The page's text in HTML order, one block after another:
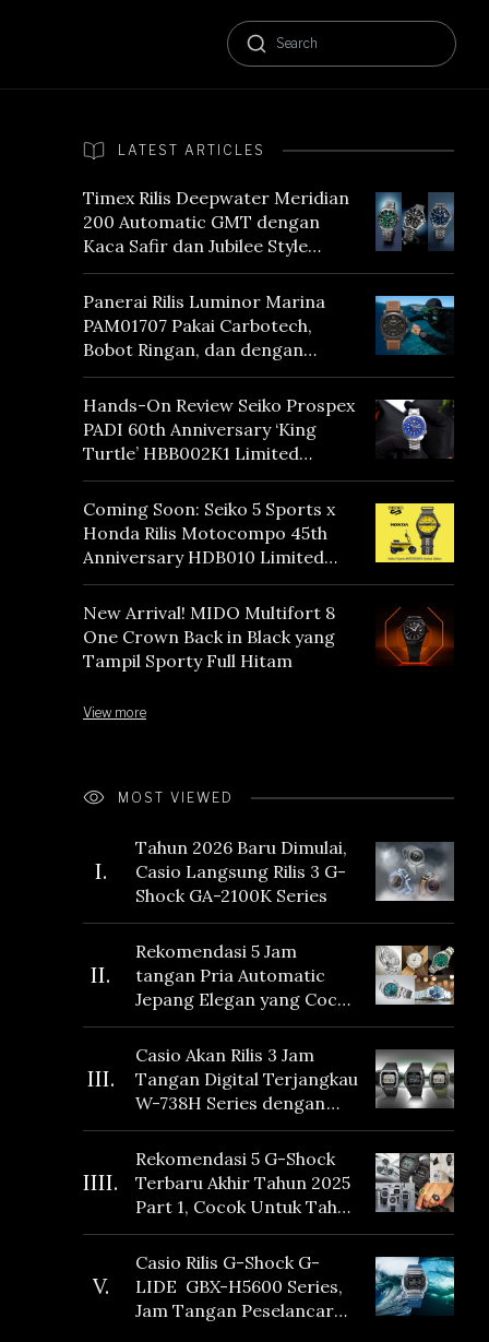
LATEST ARTICLES
Timex Rilis Deepwater Meridian
200 Automatic GMT dengan
Kaca Safir dan Jubilee Style
Bracelet
Panerai Rilis Luminor Marina
PAM01707 Pakai Carbotech,
Bobot Ringan, dan dengan
Vintage Vibes
Hands-On Review Seiko Prospex
PADI 60th Anniversary ‘King
Turtle’ HBB002K1 Limited
Edition
Coming Soon: Seiko 5 Sports x
Honda Rilis Motocompo 45th
Anniversary HDB010 Limited
Edition
New Arrival! MIDO Multifort 8
One Crown Back in Black yang
Tampil Sporty Full Hitam
View more
MOST VIEWED
I.
Tahun 2026 Baru Dimulai,
Casio Langsung Rilis 3 G-
Shock GA-2100K Series
II.
Rekomendasi 5 Jam
tangan Pria Automatic
Jepang Elegan yang Cocok
Dikoleksi di 2026
III.
Casio Akan Rilis 3 Jam
Tangan Digital Terjangkau
W-738H Series dengan
Masa Baterai 10 Tahun
dan Fitur Vibration
IIII.
Rekomendasi 5 G-Shock
Terbaru Akhir Tahun 2025
Part 1, Cocok Untuk Tahun
Baru!
V.
Casio Rilis G-Shock G-
LIDE GBX-H5600 Series,
Jam Tangan Peselancar